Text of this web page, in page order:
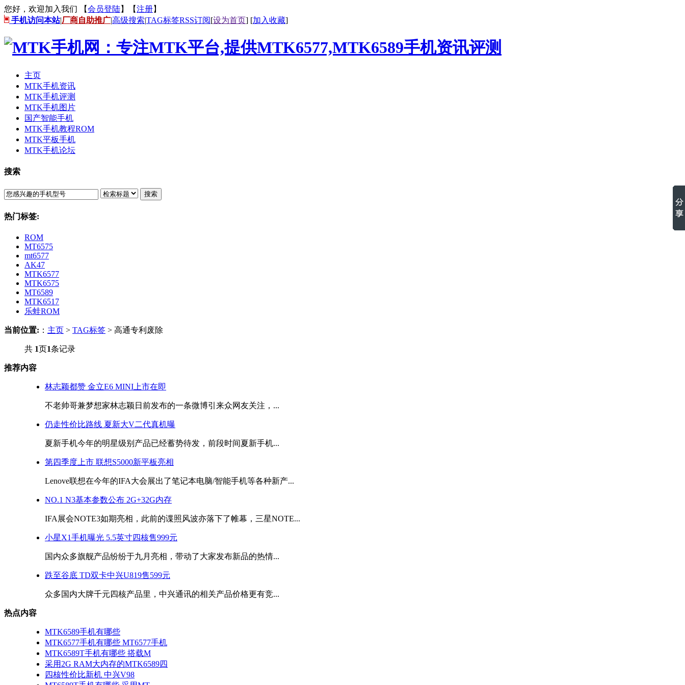
您好，欢迎加入我们 【会员登陆】【注册】
手机访问本站|厂商自助推广|高级搜索|TAG标签RSS订阅[设为首页] [加入收藏]
主页
MTK手机资讯
MTK手机评测
MTK手机图片
国产智能手机
MTK手机教程ROM
MTK平板手机
MTK手机论坛
搜索
搜索
热门标签:
ROM
MT6575
mt6577
AK47
MTK6577
MTK6575
MT6589
MTK6517
乐蛙ROM
当前位置: ： 主页 > TAG标签 > 高通专利废除
共 1页1条记录
推荐内容
林志颖都赞 金立E6 MINI上市在即
不老帅哥兼梦想家林志颖日前发布的一条微博引来众网友关注，...
仍走性价比路线 夏新大V二代真机曝
夏新手机今年的明星级别产品已经蓄势待发，前段时间夏新手机...
第四季度上市 联想S5000新平板亮相
Lenove联想在今年的IFA大会展出了笔记本电脑/智能手机等各种新产...
NO.1 N3基本参数公布 2G+32G内存
IFA展会NOTE3如期亮相，此前的谍照风波亦落下了帷幕，三星NOTE...
小星X1手机曝光 5.5英寸四核售999元
国内众多旗舰产品纷纷于九月亮相，带动了大家发布新品的热情...
跌至谷底 TD双卡中兴U819售599元
众多国内大牌千元四核产品里，中兴通讯的相关产品价格更有竞...
热点内容
MTK6589手机有哪些
MTK6577手机有哪些 MT6577手机
MTK6589T手机有哪些 搭载M
采用2G RAM大内存的MTK6589四
四核性价比新机 中兴V98